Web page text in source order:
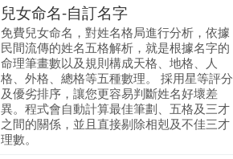
兒女命名-自訂名字
免費兒女命名，對姓名格局進行分析，依據
民間流傳的姓名五格解析，就是根據名字的
命理筆畫數以及規則構成天格、地格、人
格、外格、總格等五種數理。 採用星等評分
及優劣排序，讓您更容易判斷姓名好壞差
異。程式會自動計算最佳筆劃、五格及三才
之間的關係，並且直接剔除相剋及不佳三才
理數。